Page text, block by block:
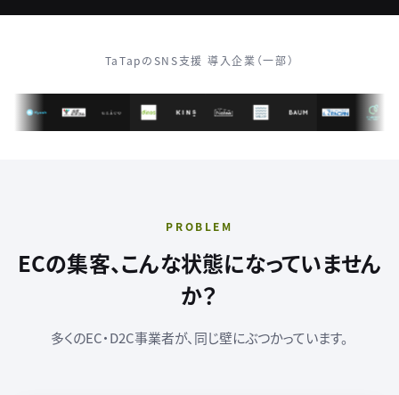
TaTapのSNS支援 導入企業（一部）
PROBLEM
ECの集客、こんな状態になっていません
か？
多くのEC・D2C事業者が、同じ壁にぶつかっています。